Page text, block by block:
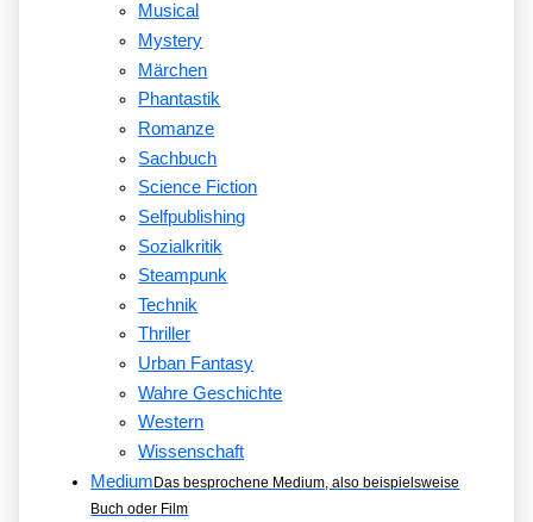
Musical
Mystery
Märchen
Phantastik
Romanze
Sachbuch
Science Fiction
Selfpublishing
Sozialkritik
Steampunk
Technik
Thriller
Urban Fantasy
Wahre Geschichte
Western
Wissenschaft
MediumDas besprochene Medium, also beispielsweise
Buch oder Film